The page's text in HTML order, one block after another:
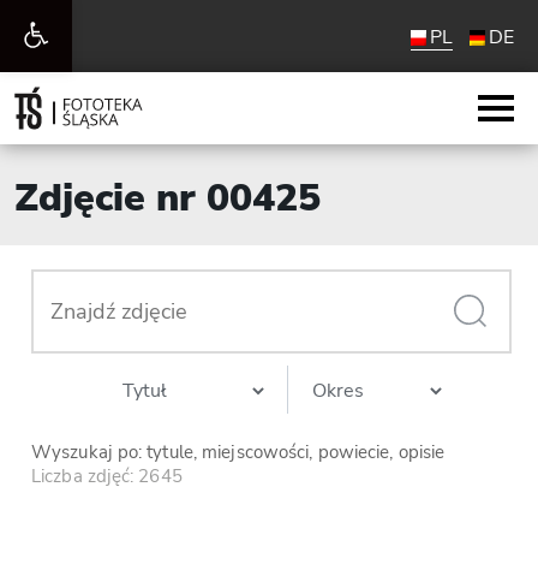
Otwórz
pasek
narzędzi
PL DE
Zdjęcie nr 00425
Wyszukaj po: tytule, miejscowości, powiecie, opisie
Liczba zdjęć: 2645